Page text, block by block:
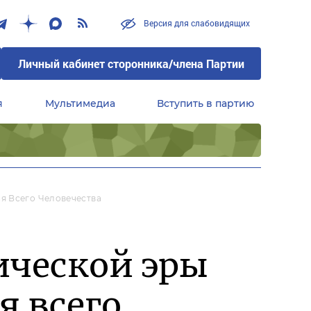
Версия для слабовидящих
Личный кабинет сторонника/члена Партии
Мультимедиа Вступить в партию
Всего Человечества
эры